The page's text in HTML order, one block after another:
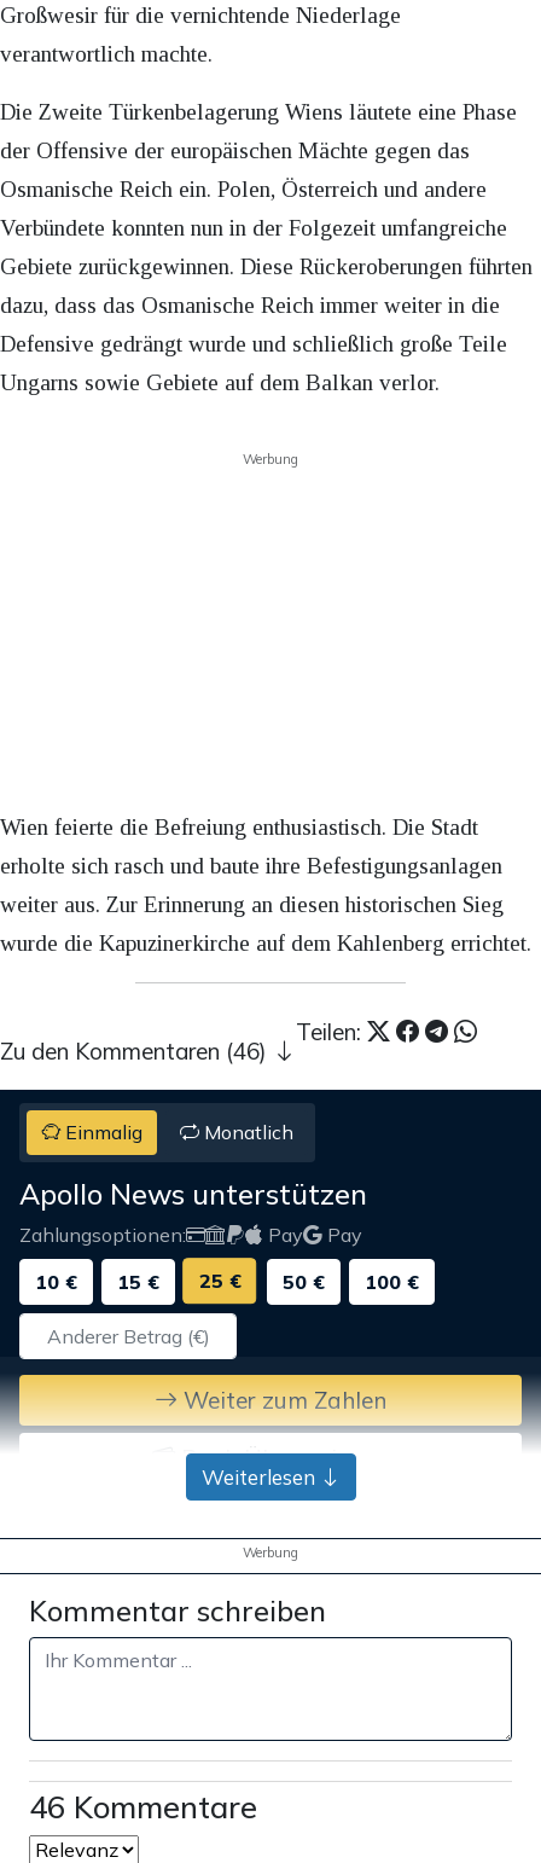
Großwesir für die vernichtende Niederlage
verantwortlich machte.
Die Zweite Türkenbelagerung Wiens läutete eine Phase
der Offensive der europäischen Mächte gegen das
Osmanische Reich ein. Polen, Österreich und andere
Verbündete konnten nun in der Folgezeit umfangreiche
Gebiete zurückgewinnen. Diese Rückeroberungen führten
dazu, dass das Osmanische Reich immer weiter in die
Defensive gedrängt wurde und schließlich große Teile
Ungarns sowie Gebiete auf dem Balkan verlor.
Werbung
Wien feierte die Befreiung enthusiastisch. Die Stadt
erholte sich rasch und baute ihre Befestigungsanlagen
weiter aus. Zur Erinnerung an diesen historischen Sieg
wurde die Kapuzinerkirche auf dem Kahlenberg errichtet.
Teilen:
Zu den Kommentaren (46)
Einmalig Monatlich
Apollo News unterstützen
Zahlungsoptionen: Pay
Pay
10 €
15 € 25 € 50 € 100 €
Weiter zum Zahlen
Bank-Überweisung
Weiterlesen
Werbung
Kommentar schreiben
46 Kommentare